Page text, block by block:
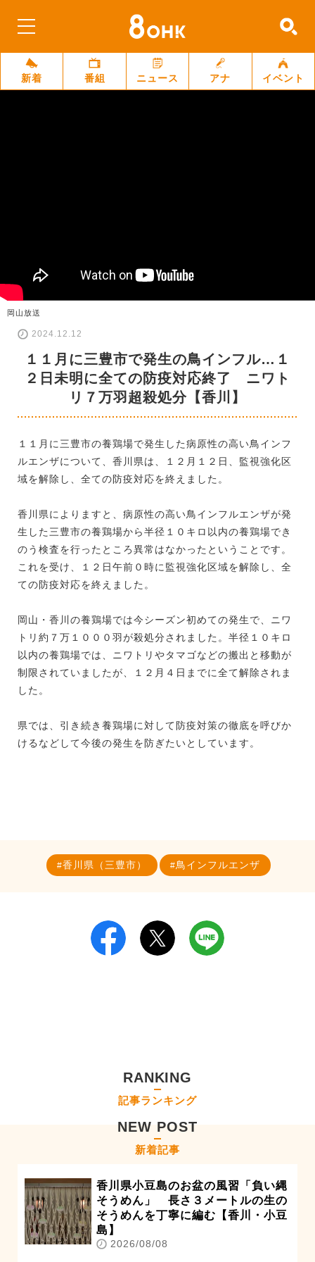
新着 番組 ニュース アナ イベント
岡山放送
2024.12.12
１１月に三豊市で発生の鳥インフル…１
２日未明に全ての防疫対応終了 ニワト
リ７万羽超殺処分【香川】
１１月に三豊市の養鶏場で発生した病原性の高い鳥インフ
ルエンザについて、香川県は、１２月１２日、監視強化区
域を解除し、全ての防疫対応を終えました。
香川県によりますと、病原性の高い鳥インフルエンザが発
生した三豊市の養鶏場から半径１０キロ以内の養鶏場でき
のう検査を行ったところ異常はなかったということです。
これを受け、１２日午前０時に監視強化区域を解除し、全
ての防疫対応を終えました。
岡山・香川の養鶏場では今シーズン初めての発生で、ニワ
トリ約７万１０００羽が殺処分されました。半径１０キロ
以内の養鶏場では、ニワトリやタマゴなどの搬出と移動が
制限されていましたが、１２月４日までに全て解除されま
した。
県では、引き続き養鶏場に対して防疫対策の徹底を呼びか
けるなどして今後の発生を防ぎたいとしています。
香川県（三豊市） 鳥インフルエンザ
RANKING
記事ランキング
NEW POST
新着記事
香川県小豆島のお盆の風習「負い縄
そうめん」 長さ３メートルの生の
そうめんを丁寧に編む【香川・小豆
島】
2026/08/08